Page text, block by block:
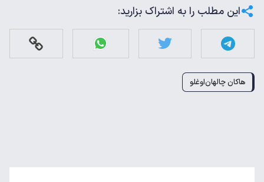
این مطلب را به اشتراک بزارید:
هاکان چالهان‌اوغلو